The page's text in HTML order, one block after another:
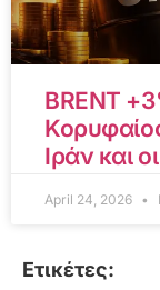
BRENT
Ιράν και
April 24, 2026
Ετικέτες: